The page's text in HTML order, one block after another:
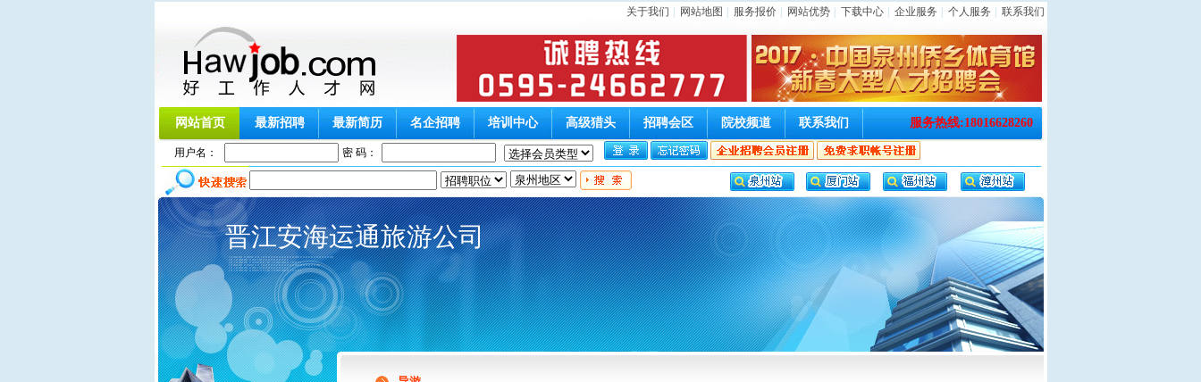
关于我们 网站地图 服务报价 网站优势 下载中心 企业服务 个人服务 联系我们
网站首页 最新招聘 最新简历 名企招聘 培训中心 高级猎头 招聘会区 院校频道 联系我们 服务热线:18016628260
用户名： 密 码：
晋江安海运通旅游公司